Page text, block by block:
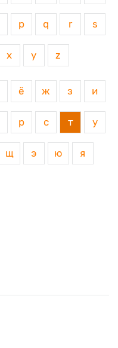
p q r s
x y z
ё ж з и
р с т у
щ э ю я